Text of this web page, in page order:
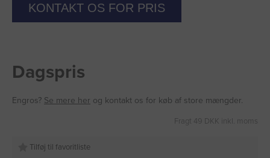
KONTAKT OS FOR PRIS
Dagspris
Engros? Se mere her og kontakt os for køb af store mængder.
Fragt 49 DKK inkl. moms
Tilføj til favoritliste